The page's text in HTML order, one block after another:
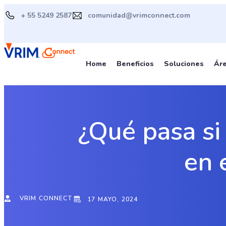
al
+ 55 5249 2587 comunidad@vrimconnect.com
Home Beneficios Soluciones
¿Qué pasa
en
VRIM CONNECT 17 MAYO, 2024